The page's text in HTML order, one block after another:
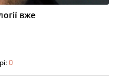
вже
0